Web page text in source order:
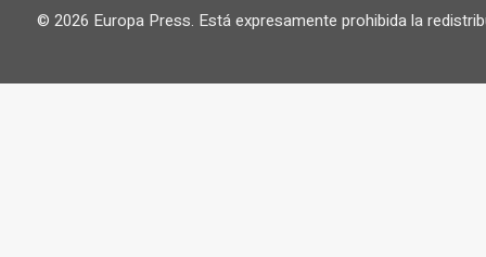
© 2026 Europa Press. Está expresamente prohibida la